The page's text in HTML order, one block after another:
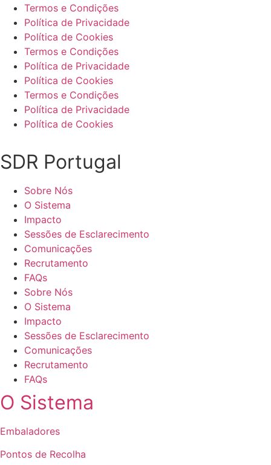
Termos e Condições
Política de Privacidade
Política de Cookies
Termos e Condições
Política de Privacidade
Política de Cookies
Termos e Condições
Política de Privacidade
Política de Cookies
SDR Portugal
Sobre Nós
O Sistema
Impacto
Sessões de Esclarecimento
Comunicações
Recrutamento
FAQs
Sobre Nós
O Sistema
Impacto
Sessões de Esclarecimento
Comunicações
Recrutamento
FAQs
O Sistema
Embaladores
Pontos de Recolha